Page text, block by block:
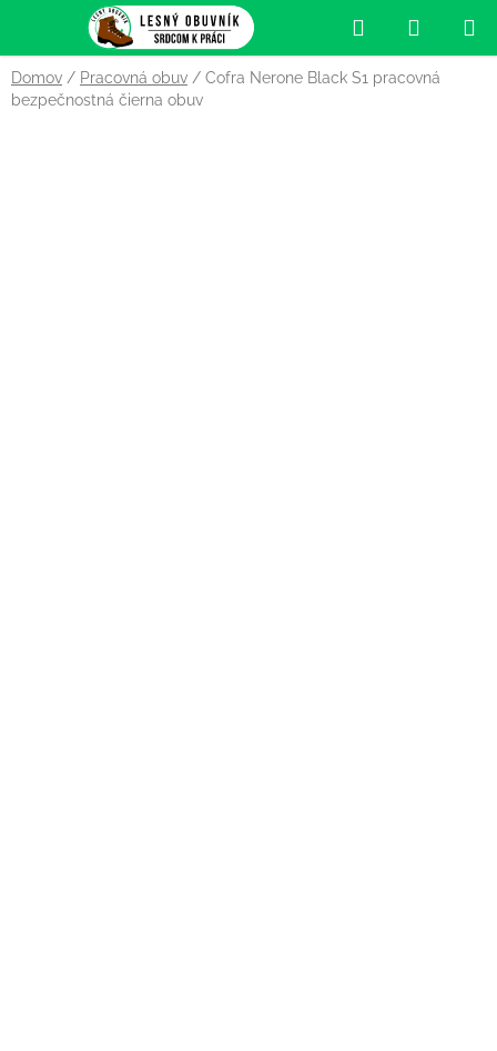
obsah
Hľadať
KOŠÍK
Domov / Pracovná obuv / Cofra Nerone Black S1 pracovná
bezpečnostná čierna obuv